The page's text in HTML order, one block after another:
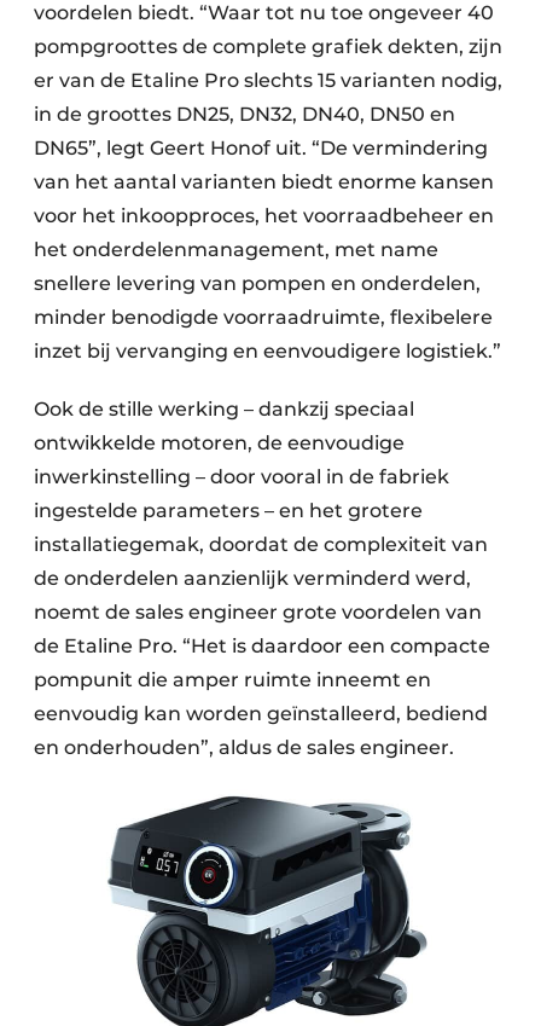
voordelen biedt. “Waar tot nu toe ongeveer 40
pompgroottes de complete grafiek dekten, zijn
er van de Etaline Pro slechts 15 varianten nodig,
in de groottes DN25, DN32, DN40, DN50 en
DN65”, legt Geert Honof uit. “De vermindering
van het aantal varianten biedt enorme kansen
voor het inkoopproces, het voorraadbeheer en
het onderdelenmanagement, met name
snellere levering van pompen en onderdelen,
minder benodigde voorraadruimte, flexibelere
inzet bij vervanging en eenvoudigere logistiek.”
Ook de stille werking – dankzij speciaal
ontwikkelde motoren, de eenvoudige
inwerkinstelling – door vooral in de fabriek
ingestelde parameters – en het grotere
installatiegemak, doordat de complexiteit van
de onderdelen aanzienlijk verminderd werd,
noemt de sales engineer grote voordelen van
de Etaline Pro. “Het is daardoor een compacte
pompunit die amper ruimte inneemt en
eenvoudig kan worden geïnstalleerd, bediend
en onderhouden”, aldus de sales engineer.